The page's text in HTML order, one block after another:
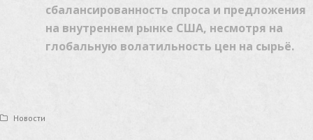
сбалансированность спроса и предложения
на внутреннем рынке США, несмотря на
глобальную волатильность цен на сырьё.
Новости